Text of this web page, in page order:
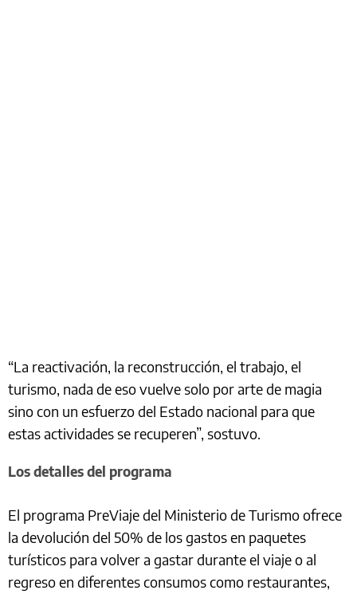
“La reactivación, la reconstrucción, el trabajo, el
turismo, nada de eso vuelve solo por arte de magia
sino con un esfuerzo del Estado nacional para que
estas actividades se recuperen”, sostuvo.
Los detalles del programa
El programa PreViaje del Ministerio de Turismo ofrece
la devolución del 50% de los gastos en paquetes
turísticos para volver a gastar durante el viaje o al
regreso en diferentes consumos como restaurantes,